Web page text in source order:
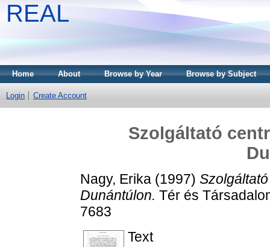
REAL
Home About Browse by Year Browse by Subject
Login Create Account
Szolgáltató
Nagy, Erika (1997)
Dunántúlon. Tér és
7683
Text